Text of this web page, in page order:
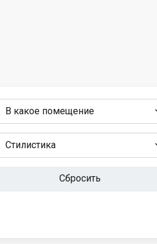
В какое помещение
Стилистика
Сбросить